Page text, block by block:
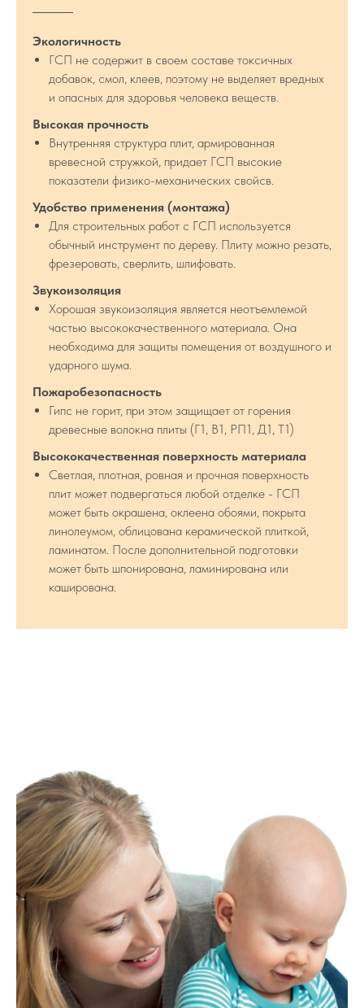
Экологичность
ГСП не содержит в своем составе токсичных
добавок, смол, клеев, поэтому не выделяет вредных
и опасных для здоровья человека веществ.
Высокая прочность
Внутренняя структура плит, армированная
вревесной стружкой, придает ГСП высокие
показатели физико-механических свойсв.
Удобство применения (монтажа)
Для строительных работ с ГСП используется
обычный инструмент по дереву. Плиту можно резать,
фрезеровать, сверлить, шлифовать.
Звукоизоляция
Хорошая звукоизоляция является неотъемлемой
частью высококачественного материала. Она
необходима для защиты помещения от воздушного и
ударного шума.
Пожаробезопасность
Гипс не горит, при этом защищает от горения
древесные волокна плиты (Г1, В1, РП1, Д1, Т1)
Высококачественная поверхность материала
Светлая, плотная, ровная и прочная поверхность
плит может подвергаться любой отделке - ГСП
может быть окрашена, оклеена обоями, покрыта
линолеумом, облицована керамической плиткой,
ламинатом. После дополнительной подготовки
может быть шпонирована, ламинирована или
каширована.